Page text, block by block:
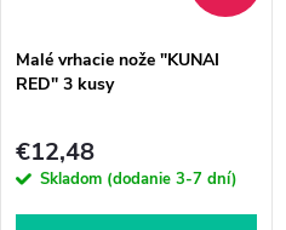
Malé vrhacie nože "KUNAI
RED" 3 kusy
€12,48
Skladom (dodanie 3-7 dní)